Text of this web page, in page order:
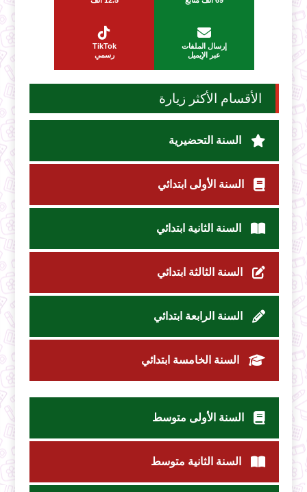
إرسال الملفات
عبر الإيميل
TikTok
رسمي
الأقسام الأكثر زيارة
السنة التحضيرية
السنة الأولى ابتدائي
السنة الثانية ابتدائي
السنة الثالثة ابتدائي
السنة الرابعة ابتدائي
السنة الخامسة ابتدائي
السنة الأولى متوسط
السنة الثانية متوسط